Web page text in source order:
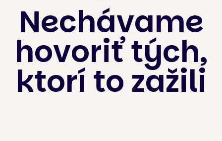
Nechávame
hovoriť tých,
ktorí to zažili